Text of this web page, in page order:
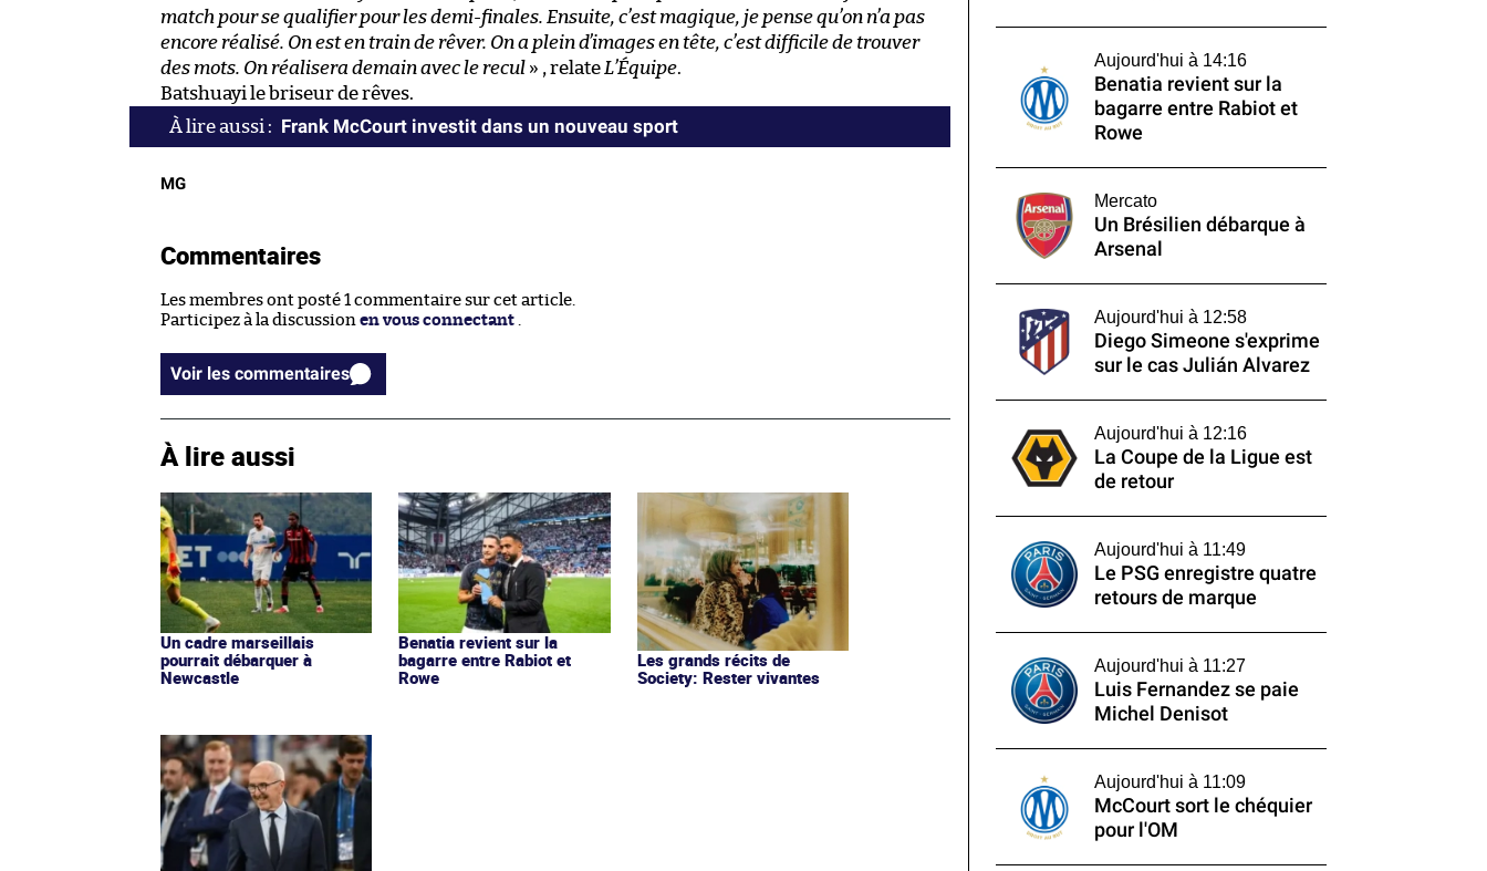
match pour se qualifier pour les demi-finales. Ensuite, c’est magique, je pense qu’on n’a pas
encore réalisé. On est en train de rêver. On a plein d’images en tête, c’est difficile de trouver
des mots. On réalisera demain avec le recul » , relate L’Équipe.
Batshuayi le briseur de rêves.
Frank McCourt investit dans un nouveau sport
MG
Commentaires
Les membres ont posté 1 commentaire sur cet article.
Participez à la discussion en vous connectant
Voir les commentaires
À lire aussi
Un cadre marseillais
pourrait débarquer à
Newcastle
Benatia revient sur la
bagarre entre Rabiot et
Rowe
Les grands récits de
Society: Rester vivantes
Aujourd'hui à 14:16
Benatia revient sur la
bagarre entre Rabiot et
Rowe
Mercato
Un Brésilien débarque à
Arsenal
Aujourd'hui à 12:58
Diego Simeone s'exprime
sur le cas Julián Alvarez
Aujourd'hui à 12:16
La Coupe de la Ligue est
de retour
Aujourd'hui à 11:49
Le PSG enregistre quatre
retours de marque
Aujourd'hui à 11:27
Luis Fernandez se paie
Michel Denisot
Aujourd'hui à 11:09
McCourt sort le chéquier
pour l'OM